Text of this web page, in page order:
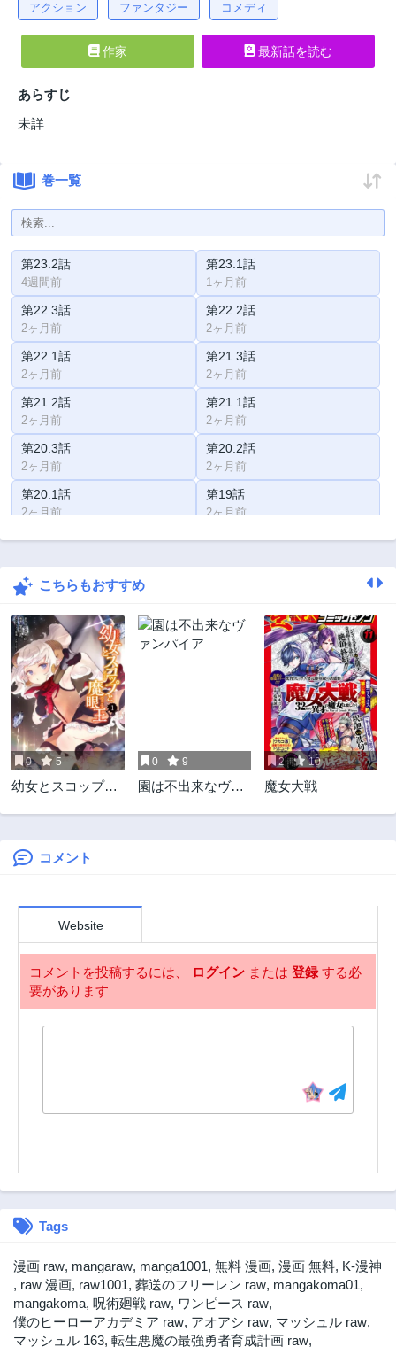
アクション ファンタジー コメディ
作家 最新話を読む
あらすじ
未詳
巻一覧
第23.2話
4週間前
第23.1話
1ヶ月前
第22.3話
2ヶ月前
第22.2話
2ヶ月前
第22.1話
2ヶ月前
第21.3話
2ヶ月前
第21.2話
2ヶ月前
第21.1話
2ヶ月前
第20.3話
2ヶ月前
第20.2話
2ヶ月前
第20.1話
2ヶ月前
第19話
2ヶ月前
第18話 第17.5話
第17話
第15話
2ヶ月前
第14話
第13.6話
2ヶ月前
第13話
2ヶ月前
第11話
2ヶ月前
第10話
2ヶ月前
第9話 第8.6話
第8.5話
第7話
第6話
2年前
第5話
2年前
第4.52話
2年前 2年前
こちらもおすすめ
0 5
幼女とスコップと
0 9
園は不出来なヴァ
2 10
魔女大戦
コメント
Website
コメントを投稿するには、 ログイン または 登録する必
要があります
Tags
漫画 raw, mangaraw, manga1001, 無料 漫画, 漫画 無料, K-漫神
, raw 漫画, raw1001, 葬送のフリーレン raw, mangakoma01,
mangakoma, 呪術廻戦 raw, ワンピース raw,
僕のヒーローアカデミア raw, アオアシ raw, マッシュル raw,
マッシュル 163, 転生悪魔の最強勇者育成計画 raw,